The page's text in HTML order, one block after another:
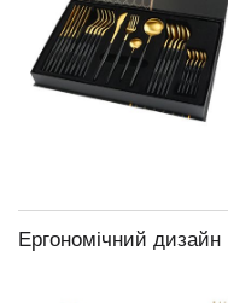
Ергономічний дизайн